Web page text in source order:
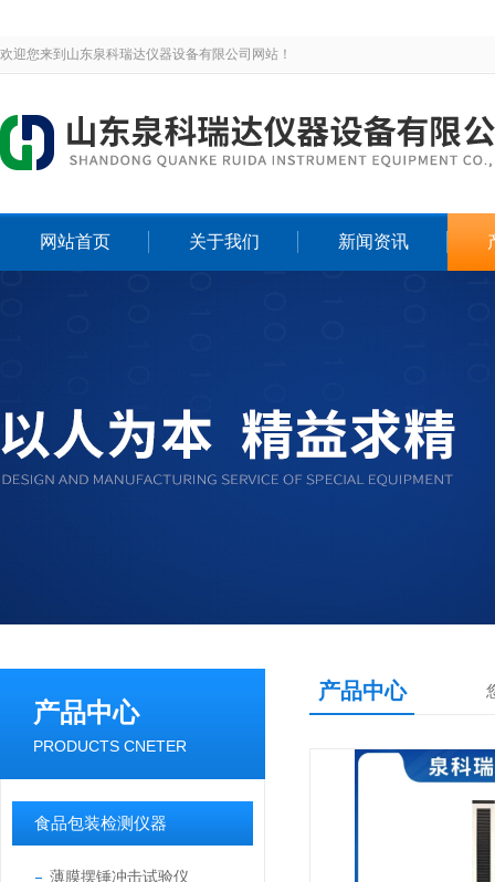
欢迎您来到山东泉科瑞达仪器设备有限公司网站！
网站首页 关于我们 新闻资讯
产品中心
PRODUCTS CNETER
食品包装检测仪器
薄膜摆锤冲击试验仪
产品中心